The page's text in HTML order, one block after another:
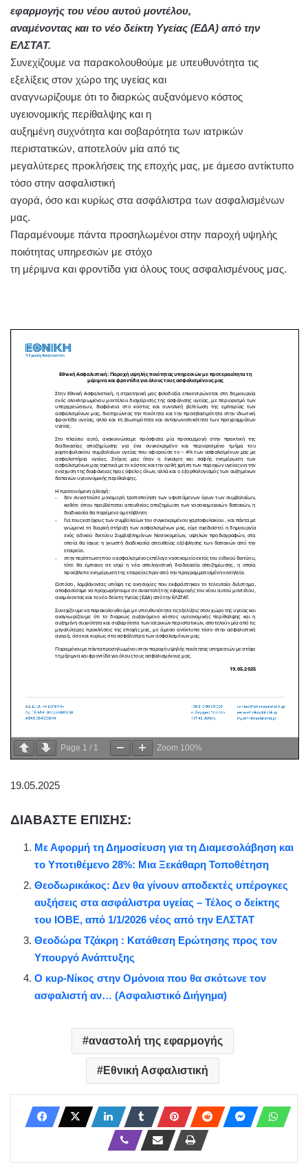
εφαρμογής του νέου αυτού μοντέλου,
αναμένοντας και το νέο δείκτη Υγείας (ΕΔΑ) από την
ΕΛΣΤΑΤ.
Συνεχίζουμε να παρακολουθούμε με υπευθυνότητα τις
εξελίξεις στον χώρο της υγείας και
αναγνωρίζουμε ότι το διαρκώς αυξανόμενο κόστος
υγειονομικής περίθαλψης και η
αυξημένη συχνότητα και σοβαρότητα των ιατρικών
περιστατικών, αποτελούν μία από τις
μεγαλύτερες προκλήσεις της εποχής μας, με άμεσο αντίκτυπο
τόσο στην ασφαλιστική
αγορά, όσο και κυρίως στα ασφάλιστρα των ασφαλισμένων
μας.
Παραμένουμε πάντα προσηλωμένοι στην παροχή υψηλής
ποιότητας υπηρεσιών με στόχο
τη μέριμνα και φροντίδα για όλους τους ασφαλισμένους μας.
Page 1 / 1 Zoom 100%
19.05.2025
ΔΙΑΒΑΣΤΕ ΕΠΙΣΗΣ:
Με Αφορμή τη Δημοσίευση για τη Διαμεσολάβηση και
το Υποτιθέμενο 28%: Μια Ξεκάθαρη Τοποθέτηση
Θεοδωρικάκος: Δεν θα γίνουν αποδεκτές υπέρογκες
αυξήσεις στα ασφάλιστρα υγείας – Τέλος ο δείκτης
του ΙΟΒΕ, από 1/1/2026 νέος από την ΕΛΣΤΑΤ
Θεοδώρα Τζάκρη : Κατάθεση Ερώτησης προς τον
Υπουργό Ανάπτυξης
Ο κυρ-Νίκος στην Ομόνοια που θα σκότωνε τον
ασφαλιστή αν… (Ασφαλιστικό Διήγημα)
αναστολή της εφαρμογής
Εθνική Ασφαλιστική